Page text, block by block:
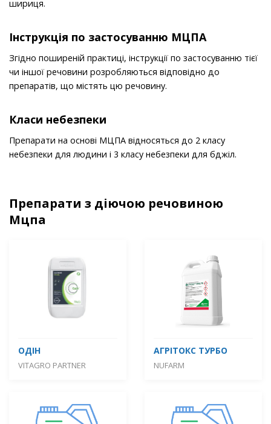
шириця.
Інструкція по застосуванню МЦПА
Згідно поширеній практиці, інструкції по застосуванню тієї
чи іншої речовини розробляються відповідно до
препаратів, що містять цю речовину.
Класи небезпеки
Препарати на основі МЦПА відносяться до 2 класу
небезпеки для людини і 3 класу небезпеки для бджіл.
Препарати з діючою речовиною
Мцпа
ОДІН
VITAGRO PARTNER
АГРІТОКС ТУРБО
NUFARM